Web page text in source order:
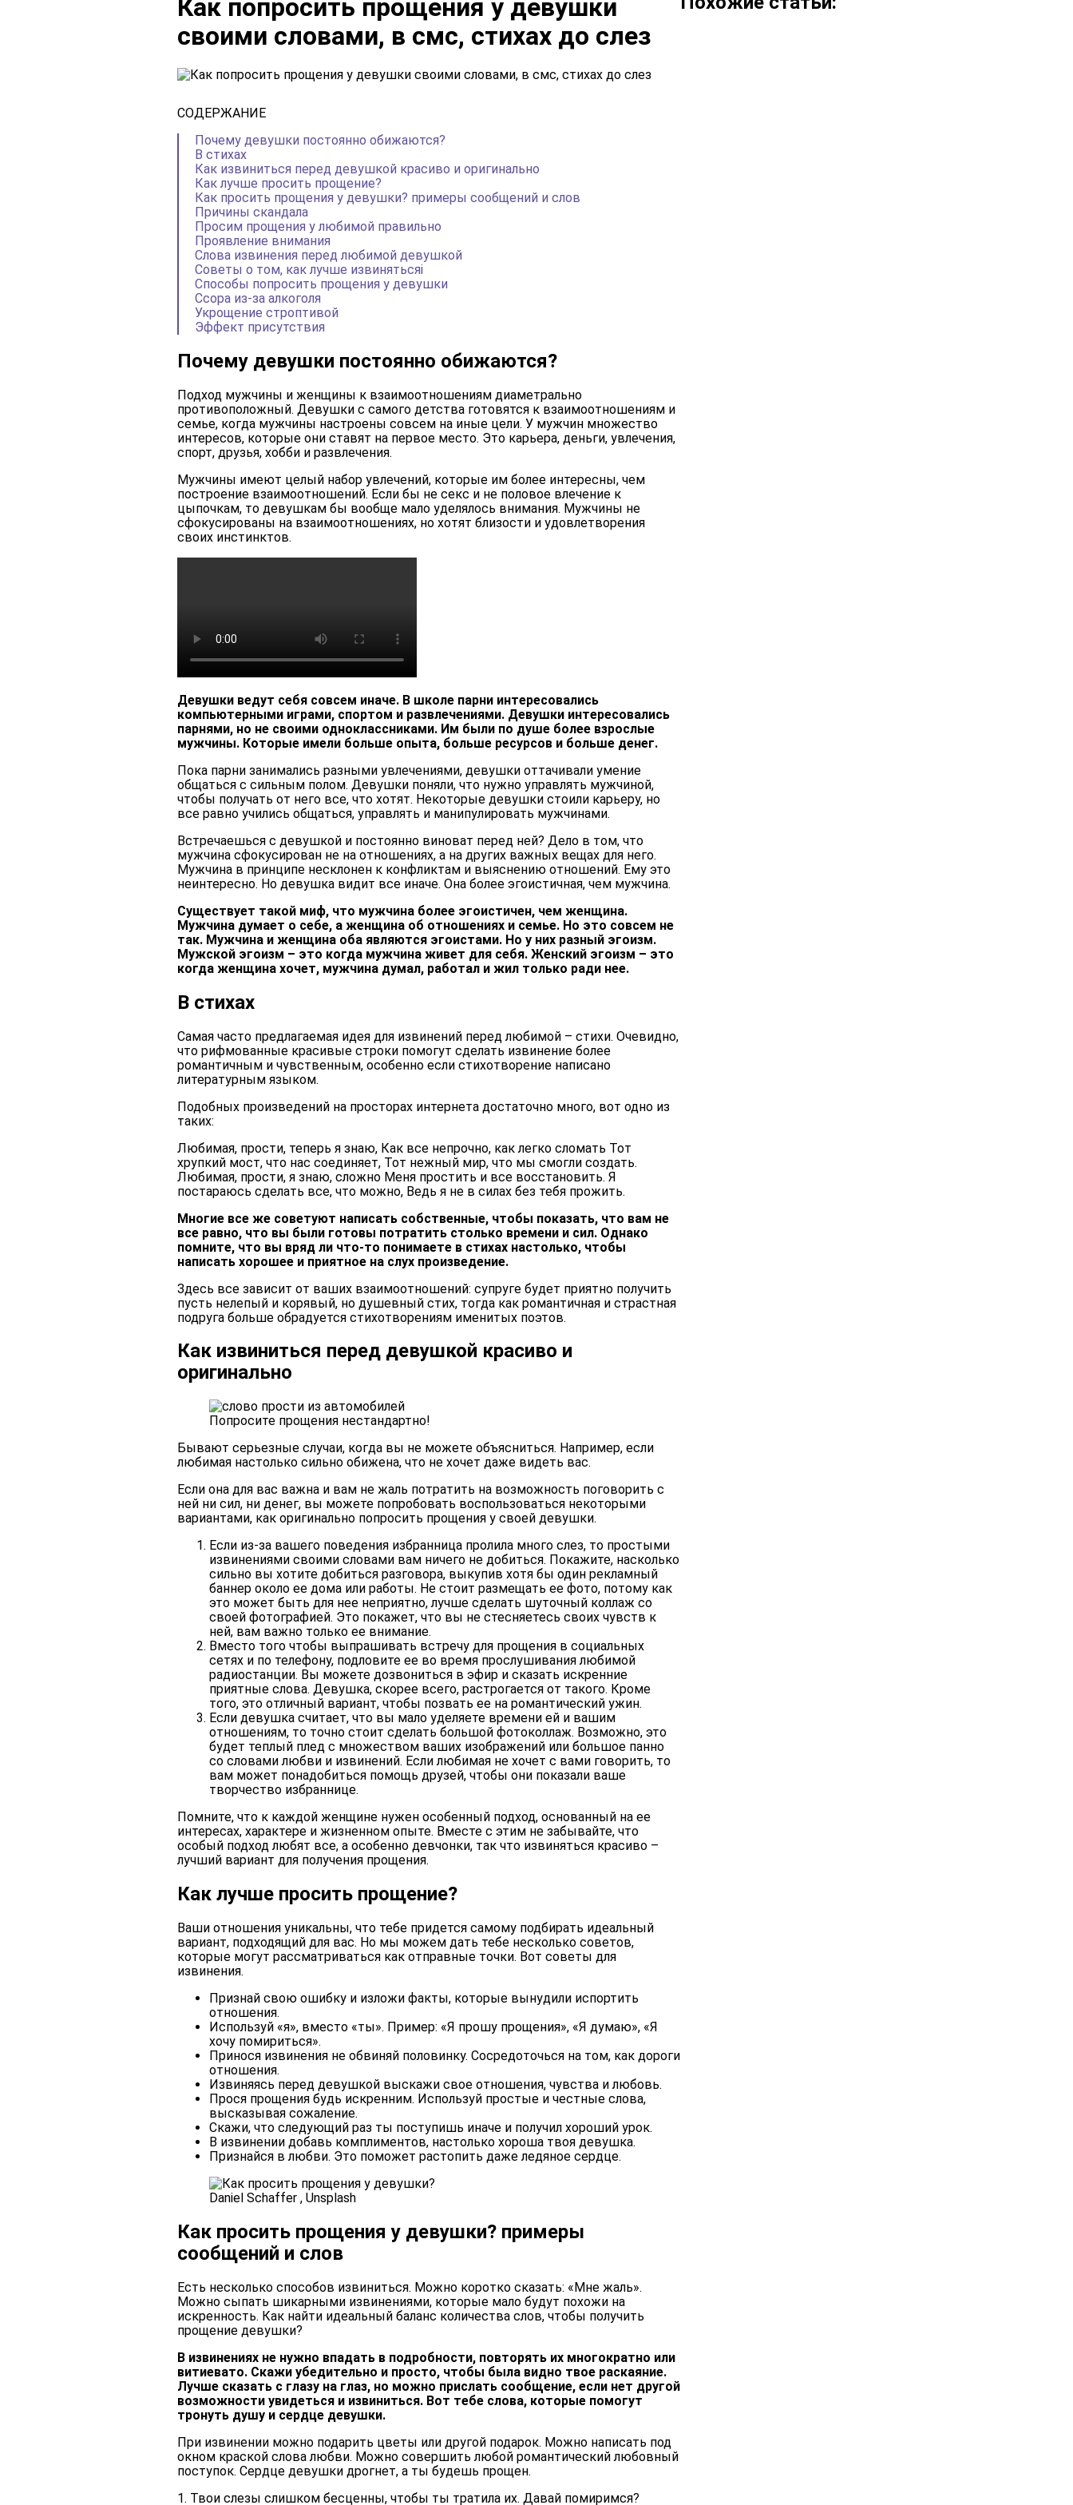
Как попросить прощения у девушки
своими словами, в смс, стихах до слез
СОДЕРЖАНИЕ
Почему девушки постоянно обижаются?
В стихах
Как извиниться перед девушкой красиво и оригинально
Как лучше просить прощение?
Как просить прощения у девушки? примеры сообщений и слов
Причины скандала
Просим прощения у любимой правильно
Проявление внимания
Слова извинения перед любимой девушкой
Советы о том, как лучше извинятьсяi
Способы попросить прощения у девушки
Ссора из-за алкоголя
Укрощение строптивой
Эффект присутствия
Почему девушки постоянно обижаются?
Подход мужчины и женщины к взаимоотношениям диаметрально
противоположный. Девушки с самого детства готовятся к взаимоотношениям и
семье, когда мужчины настроены совсем на иные цели. У мужчин множество
интересов, которые они ставят на первое место. Это карьера, деньги, увлечения,
спорт, друзья, хобби и развлечения.
Мужчины имеют целый набор увлечений, которые им более интересны, чем
построение взаимоотношений. Если бы не секс и не половое влечение к
цыпочкам, то девушкам бы вообще мало уделялось внимания. Мужчины не
сфокусированы на взаимоотношениях, но хотят близости и удовлетворения
своих инстинктов.
Девушки ведут себя совсем иначе. В школе парни интересовались
компьютерными играми, спортом и развлечениями. Девушки интересовались
парнями, но не своими одноклассниками. Им были по душе более взрослые
мужчины. Которые имели больше опыта, больше ресурсов и больше денег.
Пока парни занимались разными увлечениями, девушки оттачивали умение
общаться с сильным полом. Девушки поняли, что нужно управлять мужчиной,
чтобы получать от него все, что хотят. Некоторые девушки стоили карьеру, но
все равно учились общаться, управлять и манипулировать мужчинами.
Встречаешься с девушкой и постоянно виноват перед ней? Дело в том, что
мужчина сфокусирован не на отношениях, а на других важных вещах для него.
Мужчина в принципе несклонен к конфликтам и выяснению отношений. Ему это
неинтересно. Но девушка видит все иначе. Она более эгоистичная, чем мужчина.
Существует такой миф, что мужчина более эгоистичен, чем женщина.
Мужчина думает о себе, а женщина об отношениях и семье. Но это совсем не
так. Мужчина и женщина оба являются эгоистами. Но у них разный эгоизм.
Мужской эгоизм – это когда мужчина живет для себя. Женский эгоизм – это
когда женщина хочет, мужчина думал, работал и жил только ради нее.
В стихах
Самая часто предлагаемая идея для извинений перед любимой – стихи. Очевидно,
что рифмованные красивые строки помогут сделать извинение более
романтичным и чувственным, особенно если стихотворение написано
литературным языком.
Подобных произведений на просторах интернета достаточно много, вот одно из
таких:
Любимая, прости, теперь я знаю, Как все непрочно, как легко сломать Тот
хрупкий мост, что нас соединяет, Тот нежный мир, что мы смогли создать.
Любимая, прости, я знаю, сложно Меня простить и все восстановить. Я
постараюсь сделать все, что можно, Ведь я не в силах без тебя прожить.
Многие все же советуют написать собственные, чтобы показать, что вам не
все равно, что вы были готовы потратить столько времени и сил. Однако
помните, что вы вряд ли что-то понимаете в стихах настолько, чтобы
написать хорошее и приятное на слух произведение.
Здесь все зависит от ваших взаимоотношений: супруге будет приятно получить
пусть нелепый и корявый, но душевный стих, тогда как романтичная и страстная
подруга больше обрадуется стихотворениям именитых поэтов.
Как извиниться перед девушкой красиво и
оригинально
Попросите прощения нестандартно!
Бывают серьезные случаи, когда вы не можете объясниться. Например, если
любимая настолько сильно обижена, что не хочет даже видеть вас.
Если она для вас важна и вам не жаль потратить на возможность поговорить с
ней ни сил, ни денег, вы можете попробовать воспользоваться некоторыми
вариантами, как оригинально попросить прощения у своей девушки.
Если из-за вашего поведения избранница пролила много слез, то простыми
извинениями своими словами вам ничего не добиться. Покажите, насколько
сильно вы хотите добиться разговора, выкупив хотя бы один рекламный
баннер около ее дома или работы. Не стоит размещать ее фото, потому как
это может быть для нее неприятно, лучше сделать шуточный коллаж со
своей фотографией. Это покажет, что вы не стесняетесь своих чувств к
ней, вам важно только ее внимание.
Вместо того чтобы выпрашивать встречу для прощения в социальных
сетях и по телефону, подловите ее во время прослушивания любимой
радиостанции. Вы можете дозвониться в эфир и сказать искренние
приятные слова. Девушка, скорее всего, растрогается от такого. Кроме
того, это отличный вариант, чтобы позвать ее на романтический ужин.
Если девушка считает, что вы мало уделяете времени ей и вашим
отношениям, то точно стоит сделать большой фотоколлаж. Возможно, это
будет теплый плед с множеством ваших изображений или большое панно
со словами любви и извинений. Если любимая не хочет с вами говорить, то
вам может понадобиться помощь друзей, чтобы они показали ваше
творчество избраннице.
Помните, что к каждой женщине нужен особенный подход, основанный на ее
интересах, характере и жизненном опыте. Вместе с этим не забывайте, что
особый подход любят все, а особенно девчонки, так что извиняться красиво –
лучший вариант для получения прощения.
Как лучше просить прощение?
Ваши отношения уникальны, что тебе придется самому подбирать идеальный
вариант, подходящий для вас. Но мы можем дать тебе несколько советов,
которые могут рассматриваться как отправные точки. Вот советы для
извинения.
Признай свою ошибку и изложи факты, которые вынудили испортить
отношения.
Используй «я», вместо «ты». Пример: «Я прошу прощения», «Я думаю», «Я
хочу помириться».
Принося извинения не обвиняй половинку. Сосредоточься на том, как дороги
отношения.
Извиняясь перед девушкой выскажи свое отношения, чувства и любовь.
Прося прощения будь искренним. Используй простые и честные слова,
высказывая сожаление.
Скажи, что следующий раз ты поступишь иначе и получил хороший урок.
В извинении добавь комплиментов, настолько хороша твоя девушка.
Признайся в любви. Это поможет растопить даже ледяное сердце.
Daniel Schaffer , Unsplash
Как просить прощения у девушки? примеры
сообщений и слов
Есть несколько способов извиниться. Можно коротко сказать: «Мне жаль».
Можно сыпать шикарными извинениями, которые мало будут похожи на
искренность. Как найти идеальный баланс количества слов, чтобы получить
прощение девушки?
В извинениях не нужно впадать в подробности, повторять их многократно или
витиевато. Скажи убедительно и просто, чтобы была видно твое раскаяние.
Лучше сказать с глазу на глаз, но можно прислать сообщение, если нет другой
возможности увидеться и извиниться. Вот тебе слова, которые помогут
тронуть душу и сердце девушки.
При извинении можно подарить цветы или другой подарок. Можно написать под
окном краской слова любви. Можно совершить любой романтический любовный
поступок. Сердце девушки дрогнет, а ты будешь прощен.
1. Твои слезы слишком бесценны, чтобы ты тратила их. Давай помиримся?